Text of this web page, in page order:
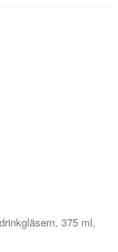
375 ml,